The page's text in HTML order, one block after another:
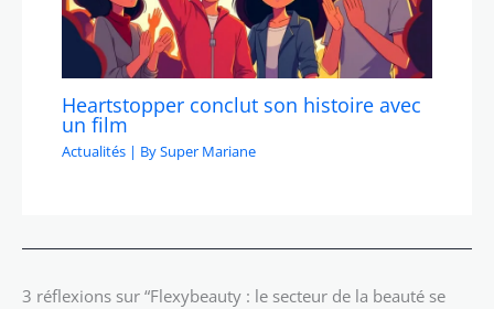
Heartstopper conclut son histoire avec
un film
Actualités | BySuper Mariane
3 réflexions sur “Flexybeauty : le secteur de la beauté se